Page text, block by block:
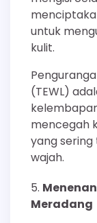
untuk
kulit.
(TEWL)
mencegah
yang
wajah.
Meradang